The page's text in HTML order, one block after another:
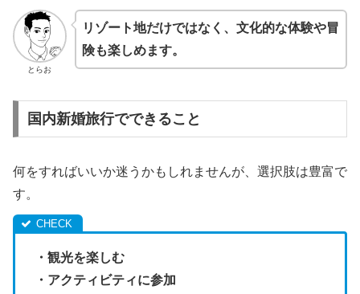
とらお
リゾート地だけではなく、文化的な体験や冒
険も楽しめます。
国内新婚旅行でできること
何をすればいいか迷うかもしれませんが、選択肢は豊富で
す。
・観光を楽しむ
・アクティビティに参加